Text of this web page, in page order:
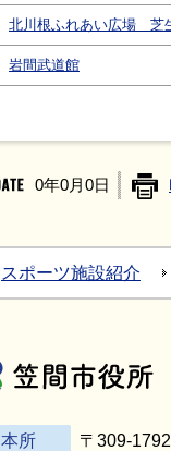
北川根ふれあい広場 芝
岩間武道館
0年0月0日
スポーツ施設紹介
本所 〒309-